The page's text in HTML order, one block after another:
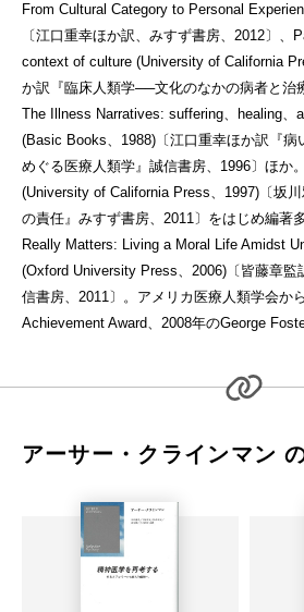
From Cultural Category to Personal
〔江口重幸ほか訳、みすず書房、2012〕、
context of culture (University of California
か訳『臨床人類学──文化のなかの病者と治
The Illness Narratives: suffering、healing、
(Basic Books、1988)〔江口重幸ほか訳『
めぐる医療人類学』誠信書房、1996〕ほか
(University of California Press、1997)〔坂
の責任』みすず書房、2011〕をはじめ編著
Really Matters: Living a Moral Life Amidst
(Oxford University Press、2006)〔皆藤章監
信書房、2011〕。アメリカ医療人類学会か
Achievement Award、2008年のGeorge
アーサー・クラインマン